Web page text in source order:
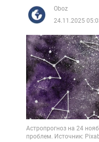
Oboz
24.11.2025
Астропрогноз на 24
проблем. Источник: